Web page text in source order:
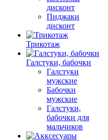
дисконт
Пиджаки
дисконт
Трикотаж
Галстуки, бабочки
Галстуки
мужские
Бабочки
мужские
Галстуки,
бабочки для
мальчиков